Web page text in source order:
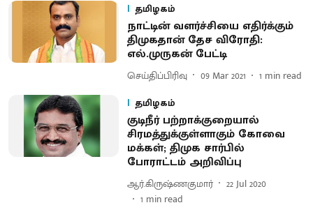
தமிழகம்
நாட்டின் வளர்ச்சியை எதிர்க்கும்
திமுகதான் தேச விரோதி:
எல்.முருகன் பேட்டி
செய்திப்பிரிவு 09 Mar 2021 1 min read
தமிழகம்
குடிநீர் பற்றாக்குறையால்
சிரமத்துக்குள்ளாகும் கோவை
மக்கள்; திமுக சார்பில்
போராட்டம் அறிவிப்பு
ஆர்.கிருஷ்ணகுமார்
22 Jul 2020
1 min read